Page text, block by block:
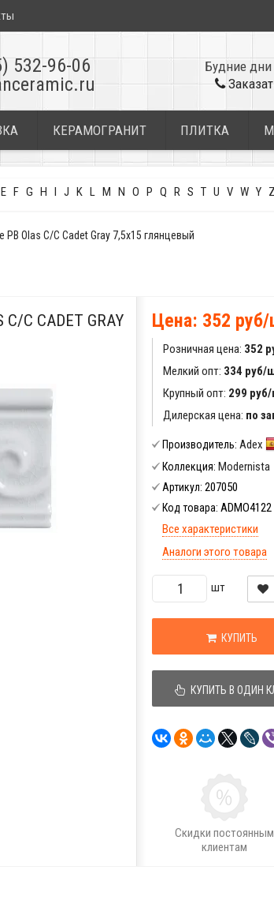
532-96-06
Будние дни
КЕРАМОГРАНИТ ПЛИТКА
E F G H I J K L M N O P Q R S T U V W Y Z
Olas C/C Cadet Gray 7,5x15 глянцевый
C CADET GRAY
Цена: 352
Розничная цена: 352
Мелкий опт: 334 руб/
Крупный опт: 299
Дилерская цена: по
Производитель: Adex
Коллекция: Modernista
Артикул: 207050
Код товара: ADMO4122
Все характеристики
Аналоги этого товара
шт
КУПИТЬ
КУПИТЬ В ОДИН
Скидки постоянным
клиентам